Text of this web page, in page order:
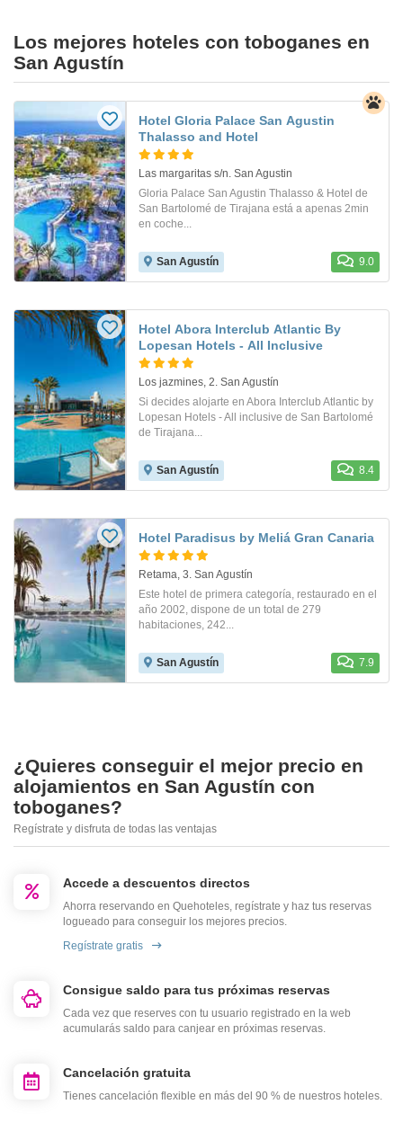
Los mejores hoteles con toboganes en
San Agustín
Hotel Gloria Palace San Agustin
Thalasso and Hotel
Las margaritas s/n. San Agustin
Gloria Palace San Agustin Thalasso & Hotel de
San Bartolomé de Tirajana está a apenas 2min
en coche...
San Agustín 9.0
Hotel Abora Interclub Atlantic By
Lopesan Hotels - All Inclusive
Los jazmines, 2. San Agustín
Si decides alojarte en Abora Interclub Atlantic by
Lopesan Hotels - All inclusive de San Bartolomé
de Tirajana...
San Agustín 8.4
Hotel Paradisus by Meliá Gran Canaria
Retama, 3. San Agustín
Este hotel de primera categoría, restaurado en el
año 2002, dispone de un total de 279
habitaciones, 242...
San Agustín 7.9
¿Quieres conseguir el mejor precio en
alojamientos en San Agustín con
toboganes?
Regístrate y disfruta de todas las ventajas
Accede a descuentos directos
Ahorra reservando en Quehoteles, regístrate y haz tus reservas
logueado para conseguir los mejores precios.
Regístrate gratis
Consigue saldo para tus próximas reservas
Cada vez que reserves con tu usuario registrado en la web
acumularás saldo para canjear en próximas reservas.
Cancelación gratuita
Tienes cancelación flexible en más del 90 % de nuestros hoteles.